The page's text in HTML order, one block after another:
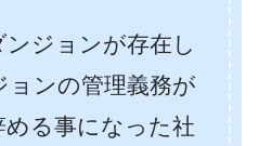
ジョンが存在し
ョンの管理義務が
る事になった社